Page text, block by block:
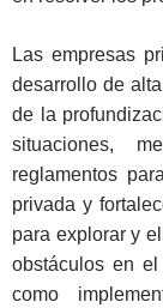
Las empresas
desarrollo de
de la
situaciones,
reglamentos
privada y
para explorar y
obstáculos en
como